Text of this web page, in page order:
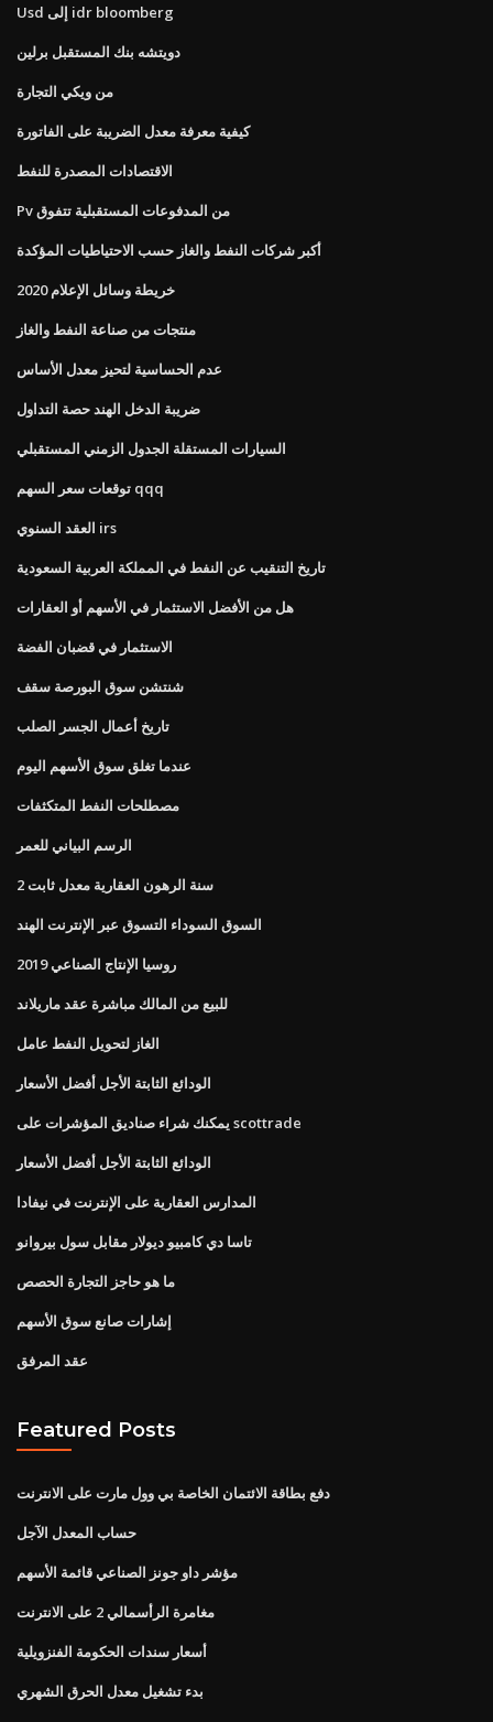
Usd إلى idr bloomberg
دويتشه بنك المستقبل برلين
من ويكي التجارة
كيفية معرفة معدل الضريبة على الفاتورة
الاقتصادات المصدرة للنفط
Pv من المدفوعات المستقبلية تتفوق
أكبر شركات النفط والغاز حسب الاحتياطيات المؤكدة
خريطة وسائل الإعلام 2020
منتجات من صناعة النفط والغاز
عدم الحساسية لتحيز معدل الأساس
ضريبة الدخل الهند حصة التداول
السيارات المستقلة الجدول الزمني المستقبلي
توقعات سعر السهم qqq
العقد السنوي irs
تاريخ التنقيب عن النفط في المملكة العربية السعودية
هل من الأفضل الاستثمار في الأسهم أو العقارات
الاستثمار في قضبان الفضة
شنتشن سوق البورصة سقف
تاريخ أعمال الجسر الصلب
عندما تغلق سوق الأسهم اليوم
مصطلحات النفط المتكثفات
الرسم البياني للعمر
2 سنة الرهون العقارية معدل ثابت
السوق السوداء التسوق عبر الإنترنت الهند
روسيا الإنتاج الصناعي 2019
للبيع من المالك مباشرة عقد ماريلاند
الغاز لتحويل النفط عامل
الودائع الثابتة الأجل أفضل الأسعار
يمكنك شراء صناديق المؤشرات على scottrade
الودائع الثابتة الأجل أفضل الأسعار
المدارس العقارية على الإنترنت في نيفادا
تاسا دي كامبيو ديولار مقابل سول بيروانو
ما هو حاجز التجارة الحصص
إشارات صانع سوق الأسهم
عقد المرفق
Featured Posts
دفع بطاقة الائتمان الخاصة بي وول مارت على الانترنت
حساب المعدل الآجل
مؤشر داو جونز الصناعي قائمة الأسهم
مغامرة الرأسمالي 2 على الانترنت
أسعار سندات الحكومة الفنزويلية
بدء تشغيل معدل الحرق الشهري